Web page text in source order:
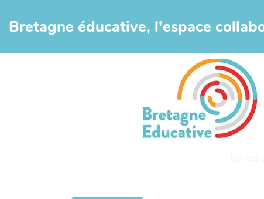
Bretagne éducative, l'espace